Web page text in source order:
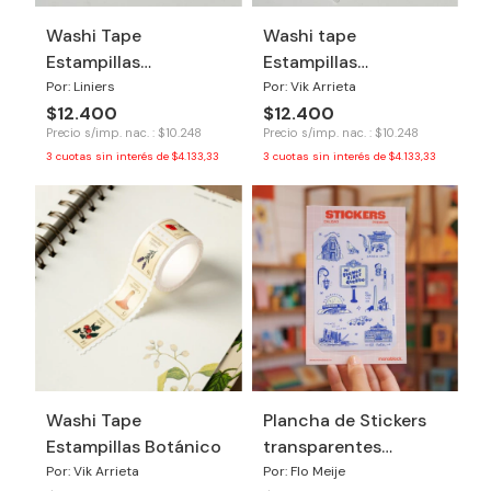
Washi Tape
Estampillas
Macanudo
Por: Liniers
$12.400
Precio s/imp. nac. : $10.248
3 cuotas sin interés de $4.133,33
Washi tape
Estampillas
Revelacion
Por: Vik Arrieta
$12.400
Precio s/imp. nac. : $10.248
3 cuotas sin interés de $4.133,33
Washi Tape
Estampillas Botánico
Por: Vik Arrieta
Plancha de Stickers
transparentes
Buenos Aires
Por: Flo Meije